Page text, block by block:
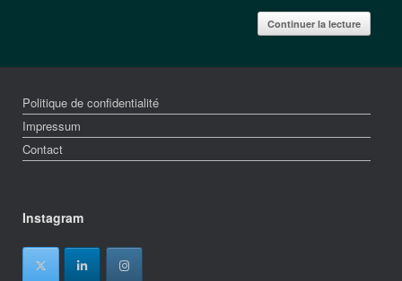
Continuer la lecture
Politique de confidentialité
Impressum
Contact
Instagram